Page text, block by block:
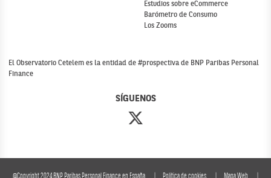
Estudios sobre eCommerce
Barómetro de Consumo
Los Zooms
SÍGUENOS
El Observatorio Cetelem es la entidad de #prospectiva de BNP Paribas Personal
Finance